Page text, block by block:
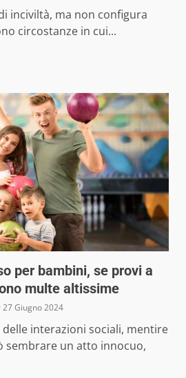
inciviltà, ma non configura
circostanze in cui...
per bambini, se provi a
multe altissime
27 Giugno 2024
interazioni sociali, mentire
sembrare un atto innocuo,